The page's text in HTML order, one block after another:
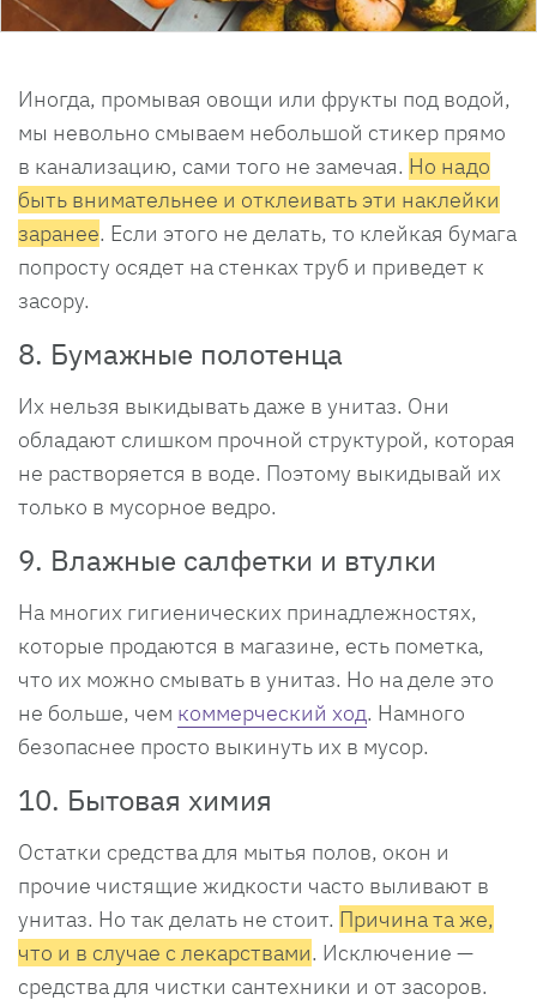
Иногда, промывая овощи или фрукты под водой,
мы невольно смываем небольшой стикер прямо
в канализацию, сами того не замечая. Но надо
быть внимательнее и отклеивать эти наклейки
заранее. Если этого не делать, то клейкая бумага
попросту осядет на стенках труб и приведет к
засору.
8. Бумажные полотенца
Их нельзя выкидывать даже в унитаз. Они
обладают слишком прочной структурой, которая
не растворяется в воде. Поэтому выкидывай их
только в мусорное ведро.
9. Влажные салфетки и втулки
На многих гигиенических принадлежностях,
которые продаются в магазине, есть пометка,
что их можно смывать в унитаз. Но на деле это
не больше, чем коммерческий ход. Намного
безопаснее просто выкинуть их в мусор.
10. Бытовая химия
Остатки средства для мытья полов, окон и
прочие чистящие жидкости часто выливают в
унитаз. Но так делать не стоит. Причина та же,
что и в случае с лекарствами. Исключение —
средства для чистки сантехники и от засоров.